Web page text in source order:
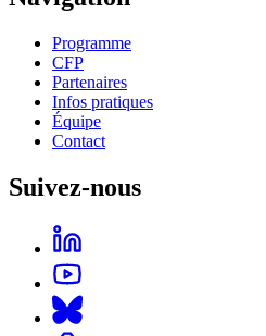
Programme
CFP
Partenaires
Infos pratiques
Équipe
Contact
Suivez-nous